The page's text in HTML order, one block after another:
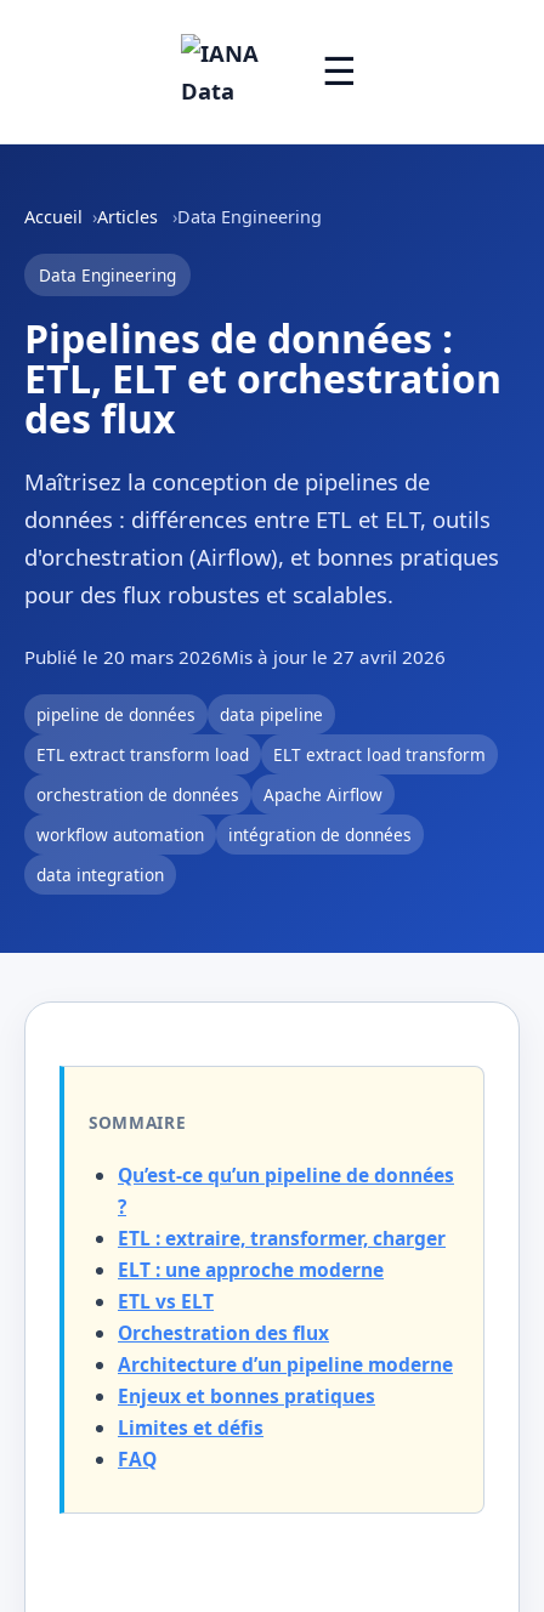
☰
Accueil Articles Data Engineering
Data Engineering
Pipelines de données :
ETL, ELT et orchestration
des flux
Maîtrisez la conception de pipelines de
données : différences entre ETL et ELT, outils
d'orchestration (Airflow), et bonnes pratiques
pour des flux robustes et scalables.
Publié le 20 mars 2026Mis à jour le 27 avril 2026
pipeline de données
data pipeline
ETL extract transform load
ELT extract load transform
orchestration de données
Apache Airflow
workflow automation
intégration de données
data integration
SOMMAIRE
Qu’est-ce qu’un pipeline de données
?
ETL : extraire, transformer, charger
ELT : une approche moderne
ETL vs ELT
Orchestration des flux
Architecture d’un pipeline moderne
Enjeux et bonnes pratiques
Limites et défis
FAQ